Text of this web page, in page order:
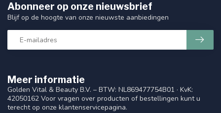
Meer informatie
Golden Vital & Beauty B.V. – BTW: NL869477754B01 · KvK:
42050162 Voor vragen over producten of bestellingen kunt u
terecht op onze klantenservicepagina.
Abonneer op onze nieuwsbrief
Blijf op de hoogte van onze nieuwste aanbiedingen